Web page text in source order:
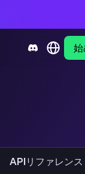
APIリファレンス